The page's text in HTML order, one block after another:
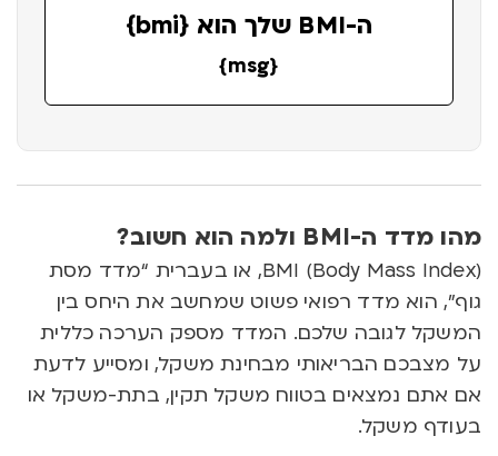
ה-BMI שלך הוא {bmi}
{msg}
מהו מדד ה-BMI ולמה הוא חשוב?
(BMI (Body Mass Index, או בעברית “מדד מסת
גוף”, הוא מדד רפואי פשוט שמחשב את היחס בין
המשקל לגובה שלכם. המדד מספק הערכה כללית
על מצבכם הבריאותי מבחינת משקל, ומסייע לדעת
אם אתם נמצאים בטווח משקל תקין, בתת-משקל או
בעודף משקל.